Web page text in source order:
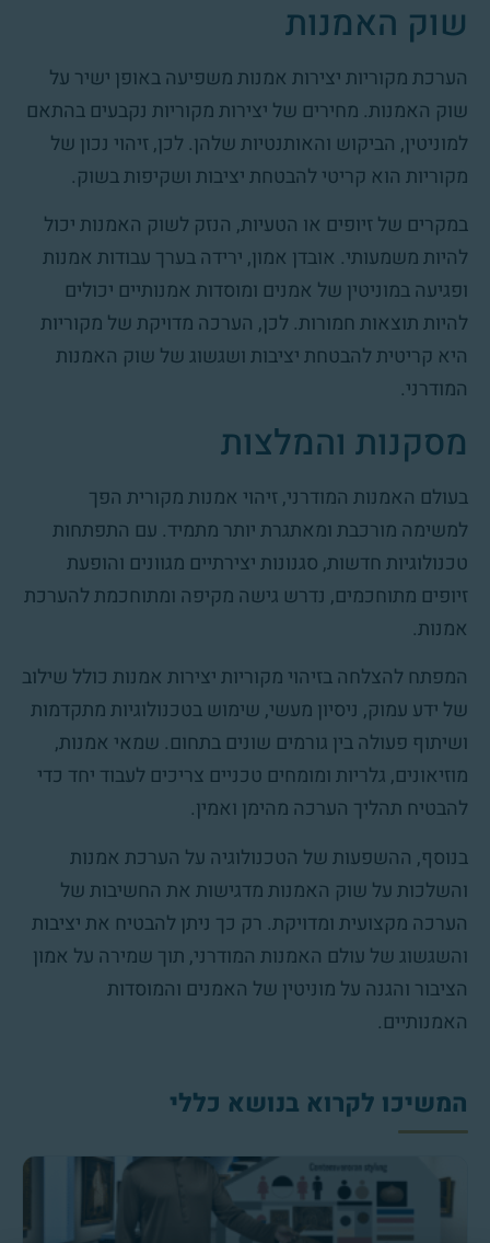
שוק האמנות
הערכת מקוריות יצירות אמנות משפיעה באופן ישיר על
שוק האמנות. מחירים של יצירות מקוריות נקבעים בהתאם
למוניטין, הביקוש והאותנטיות שלהן. לכן, זיהוי נכון של
מקוריות הוא קריטי להבטחת יציבות ושקיפות בשוק.
במקרים של זיופים או הטעיות, הנזק לשוק האמנות יכול
להיות משמעותי. אובדן אמון, ירידה בערך עבודות אמנות
ופגיעה במוניטין של אמנים ומוסדות אמנותיים יכולים
להיות תוצאות חמורות. לכן, הערכה מדויקת של מקוריות
היא קריטית להבטחת יציבות ושגשוג של שוק האמנות
המודרני.
מסקנות והמלצות
בעולם האמנות המודרני, זיהוי אמנות מקורית הפך
למשימה מורכבת ומאתגרת יותר מתמיד. עם התפתחות
טכנולוגיות חדשות, סגנונות יצירתיים מגוונים והופעת
זיופים מתוחכמים, נדרש גישה מקיפה ומתוחכמת להערכת
אמנות.
המפתח להצלחה בזיהוי מקוריות יצירות אמנות כולל שילוב
של ידע עמוק, ניסיון מעשי, שימוש בטכנולוגיות מתקדמות
ושיתוף פעולה בין גורמים שונים בתחום. שמאי אמנות,
מוזיאונים, גלריות ומומחים טכניים צריכים לעבוד יחד כדי
להבטיח תהליך הערכה מהימן ואמין.
בנוסף, ההשפעות של הטכנולוגיה על הערכת אמנות
והשלכות על שוק האמנות מדגישות את החשיבות של
הערכה מקצועית ומדויקת. רק כך ניתן להבטיח את יציבות
והשגשוג של עולם האמנות המודרני, תוך שמירה על אמון
הציבור והגנה על מוניטין של האמנים והמוסדות
האמנותיים.
המשיכו לקרוא בנושא כללי